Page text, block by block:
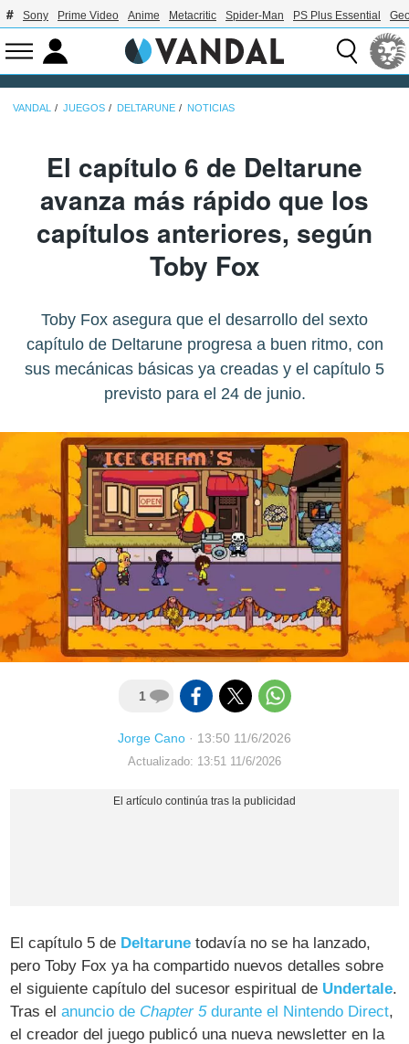
Sony Prime Video Anime Metacritic Spider-Man PS Plus Essential
VANDAL JUEGOS DELTARUNE NOTICIAS
El capítulo 6 de Deltarune
avanza más rápido que los
capítulos anteriores, según
Toby Fox
Toby Fox asegura que el desarrollo del sexto
capítulo de Deltarune progresa a buen ritmo, con
sus mecánicas básicas ya creadas y el capítulo 5
previsto para el 24 de junio.
1
Jorge Cano · 13:50 11/6/2026
Actualizado: 13:51 11/6/2026
El capítulo 5 de Deltarune todavía no se ha lanzado,
pero Toby Fox ya ha compartido nuevos detalles sobre
el siguiente capítulo del sucesor espiritual de Undertale.
Tras elanuncio de Chapter 5durante el Nintendo Direct,
el creador del juego publicó una nueva newsletter en la